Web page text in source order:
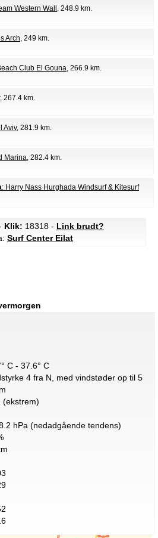
Western Wall , 248.9 km.
Arch, 249 km.
Club El Gouna, 266.9 km.
, 267.4 km.
Aviv, 281.9 km.
Marina, 282.4 km.
: Harry Nass Hurghada Windsurf & Kitesurf
Klik: 18318 - Link brudt?
Surf Center Eilat
C - 37.6° C
4 fra N, med vindstøder op til 5
(ekstrem)
hPa (nedadgående tendens)